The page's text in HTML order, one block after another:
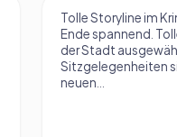
Tolle Storyline im
Ende spannend.
der Stadt
Sitzgelegenheiten
neuen...